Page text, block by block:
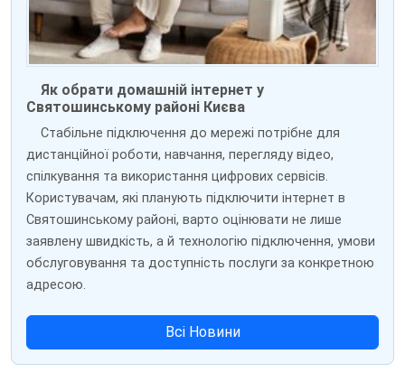
Як обрати домашній інтернет у
Святошинському районі Києва
Стабільне підключення до мережі потрібне для
дистанційної роботи, навчання, перегляду відео,
спілкування та використання цифрових сервісів.
Користувачам, які планують підключити інтернет в
Святошинському районі, варто оцінювати не лише
заявлену швидкість, а й технологію підключення, умови
обслуговування та доступність послуги за конкретною
адресою.
Всі Новини